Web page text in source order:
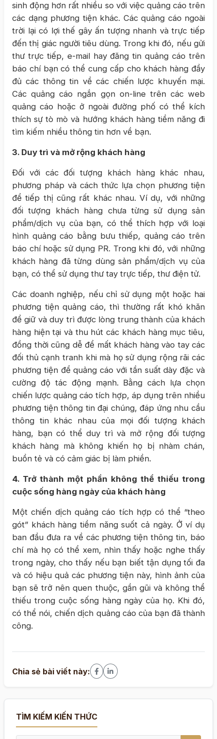
sinh động hơn rất nhiều so với việc quảng cáo trên
các dạng phương tiện khác. Các quảng cáo ngoài
trời lại có lợi thế gây ấn tượng nhanh và trực tiếp
đến thị giác người tiêu dùng. Trong khi đó, nếu gửi
thư trực tiếp, e-mail hay đăng tin quảng cáo trên
báo chí bạn có thể cung cấp cho khách hàng đầy
đủ các thông tin về các chiến lược khuyến mại.
Các quảng cáo ngắn gọn on-line trên các web
quảng cáo hoặc ở ngoài đường phố có thể kích
thích sự tò mò và hướng khách hàng tiềm năng đi
tìm kiếm nhiều thông tin hơn về bạn.
3. Duy trì và mở rộng khách hàng
Đối với các đối tượng khách hàng khác nhau,
phương pháp và cách thức lựa chọn phương tiện
để tiếp thị cũng rất khác nhau. Ví dụ, với những
đối tượng khách hàng chưa từng sử dụng sản
phẩm/dịch vụ của bạn, có thể thích hợp với loại
hình quảng cáo bằng bưu thiếp, quảng cáo trên
báo chí hoặc sử dụng PR. Trong khi đó, với những
khách hàng đã từng dùng sản phẩm/dịch vụ của
bạn, có thể sử dụng thư tay trực tiếp, thư điện tử.
Các doanh nghiệp, nếu chỉ sử dụng một hoặc hai
phương tiện quảng cáo, thì thường rất khó khăn
để giữ và duy trì được lòng trung thành của khách
hàng hiện tại và thu hút các khách hàng mục tiêu,
đồng thời cũng dễ để mất khách hàng vào tay các
đối thủ cạnh tranh khi mà họ sử dụng rộng rãi các
phương tiện để quảng cáo với tần suất dày đặc và
cường độ tác động mạnh. Bằng cách lựa chọn
chiến lược quảng cáo tích hợp, áp dụng trên nhiều
phương tiện thông tin đại chúng, đáp ứng nhu cầu
thông tin khác nhau của mọi đối tượng khách
hàng, bạn có thể duy trì và mở rộng đối tượng
khách hàng mà không khiến họ bị nhàm chán,
buồn tẻ và có cảm giác bị làm phiền.
4. Trở thành một phần không thể thiếu trong
cuộc sống hàng ngày của khách hàng
Một chiến dịch quảng cáo tích hợp có thể “theo
gót” khách hàng tiềm năng suốt cả ngày. Ở ví dụ
ban đầu đưa ra về các phương tiện thông tin, báo
chí mà họ có thể xem, nhìn thấy hoặc nghe thấy
trong ngày, cho thấy nếu bạn biết tận dụng tối đa
và có hiệu quả các phương tiện này, hình ảnh của
bạn sẽ trở nên quen thuộc, gần gũi và không thể
thiếu trong cuộc sống hàng ngày của họ. Khi đó,
có thể nói, chiến dịch quảng cáo của bạn đã thành
công.
Chia sẻ bài viết này:
TÌM KIẾM KIẾN THỨC